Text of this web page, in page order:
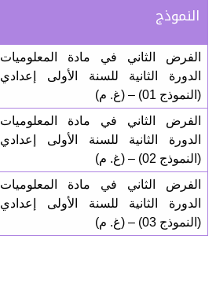
النموذج
الفرض الثاني في مادة المعلوميات
الدورة الثانية للسنة الأولى إعدادي
(النموذج 01) – (غ. م)
الفرض الثاني في مادة المعلوميات
الدورة الثانية للسنة الأولى إعدادي
(النموذج 02) – (غ. م)
الفرض الثاني في مادة المعلوميات
الدورة الثانية للسنة الأولى إعدادي
(النموذج 03) – (غ. م)